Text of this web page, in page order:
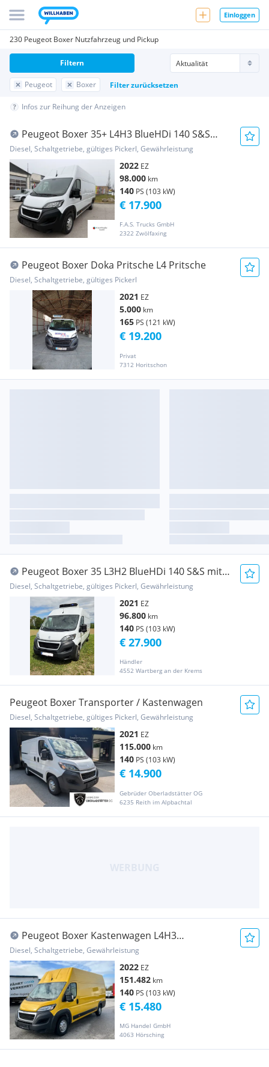
Einloggen
230 Peugeot Boxer Nutzfahrzeug und Pickup
Peugeot Boxer Filter zurücksetzen
Filtern
Infos zur Reihung der Anzeigen
Peugeot Boxer 35+ L4H3 BlueHDi 140 S&S
Transporter / Kastenwagen
Diesel, Schaltgetriebe, gültiges Pickerl, Gewährleistung
2022 EZ
98.000 km
140 PS (103 kW)
F.A.S. Trucks GmbH
2322 Zwölfaxing
€ 17.900
Peugeot Boxer Doka Pritsche L4 Pritsche
Diesel, Schaltgetriebe, gültiges Pickerl
2021 EZ
5.000 km
165 PS (121 kW)
Privat
7312 Horitschon
€ 19.200
Peugeot Boxer 35 L3H2 BlueHDi 140 S&S mit
Kühlaufbau Transporter / Kastenwagen
Diesel, Schaltgetriebe, gültiges Pickerl, Gewährleistung
2021 EZ
96.800 km
140 PS (103 kW)
Händler
4552 Wartberg an der Krems
€ 27.900
Peugeot Boxer Transporter / Kastenwagen
Diesel, Schaltgetriebe, gültiges Pickerl, Gewährleistung
2021 EZ
115.000 km
140 PS (103 kW)
Gebrüder Oberladstätter OG
6235 Reith im Alpbachtal
€ 14.900
Peugeot Boxer Kastenwagen L4H3
Transporter / Kastenwagen
Diesel, Schaltgetriebe, Gewährleistung
2022 EZ
151.482 km
140 PS (103 kW)
MG Handel GmbH
4063 Hörsching
€ 15.480